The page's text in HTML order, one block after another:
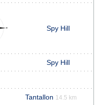
Spy Hill
Spy Hill
Tantallon 14.5 km